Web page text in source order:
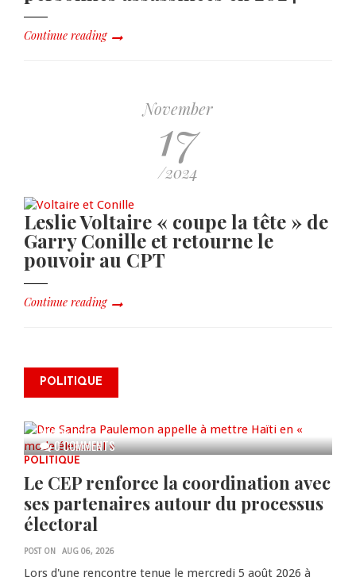
Continue reading
November
17
/2024
Leslie Voltaire « coupe la tête » de
Garry Conille et retourne le
pouvoir au CPT
Continue reading
POLITIQUE
0 COMMENTS
mettre Haïti en « mode électoral
» à travers une vaste campagne
AUG 06, 2026
POLITIQUE
Le CEP renforce la coordination avec
ses partenaires autour du processus
électoral
POST ON AUG 06, 2026
Lors d'une rencontre tenue le mercredi 5 août 2026 à